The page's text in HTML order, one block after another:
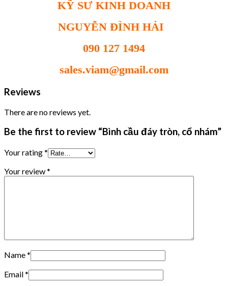
KỸ SƯ KINH DOANH
NGUYỄN ĐÌNH HẢI
090 127 1494
sales.viam@gmail.com
Reviews
There are no reviews yet.
Be the first to review “Bình cầu đáy tròn, cổ nhám”
Your rating*
Your review*
Name*
Email*